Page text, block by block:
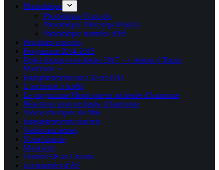
Photothèque
Photothèque Concerts
Photothèque Printemps Musical
Photothèque tournées d’été
Prochains concerts
Programme 2014-2015
Projet choeur et orchestre 2017 – « Autour d’Ennio
Morricone »
Enregistrements sur CD et DVD
L’orchestre à la télé
Le programme Morricone en orchestre d’harmonie
Répertoire pour orchestre d’harmonie
Videos musiques de film
Enregistrements concerts
Vidéos anciennes
Notre histoire
Musiciens
Tournée 98 au Canada
Les tournées d’été